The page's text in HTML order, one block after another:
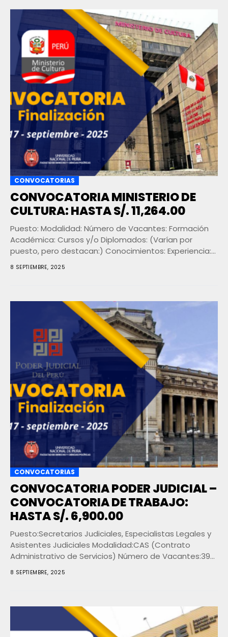
CONVOCATORIAS
CONVOCATORIA MINISTERIO DE
CULTURA: HASTA S/. 11,264.00
Puesto: Modalidad: Número de Vacantes: Formación
Académica: Cursos y/o Diplomados: (Varían por
puesto, pero destacan:) Conocimientos: Experiencia:
8 SEPTIEMBRE, 2025
CONVOCATORIAS
CONVOCATORIA PODER JUDICIAL –
CONVOCATORIA DE TRABAJO:
HASTA S/. 6,900.00
Puesto:Secretarios Judiciales, Especialistas Legales y
Asistentes Judiciales Modalidad:CAS (Contrato
Administrativo de Servicios) Número de Vacantes:392
el cargo (no...
8 SEPTIEMBRE, 2025